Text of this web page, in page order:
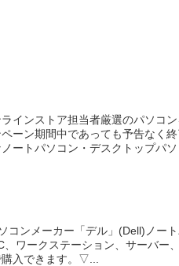
インストア担当者厳選のパソコ
ーン期間中であっても予告なく
ートパソコン・デスクトップパ
ンメーカー「デル」(Dell)ノー
ワークステーション、サーバー
入できます。▽...